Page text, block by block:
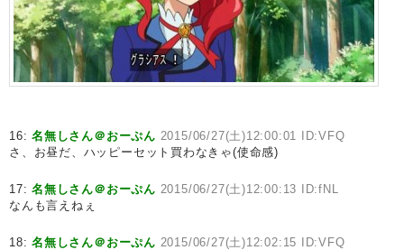
16:名無しさん＠おーぷん 2015/06/27(土)12:00:01 ID:VFQ
さ、お昼だ、ハッピーセット買わなきゃ(使命感)
17:名無しさん＠おーぷん 2015/06/27(土)12:00:13 ID:fNL
なんも言えねぇ
18:名無しさん＠おーぷん 2015/06/27(土)12:02:15 ID:VFQ